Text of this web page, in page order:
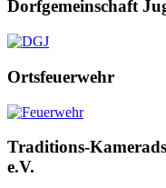
Dorfgemeinschaft
Ortsfeuerwehr
Traditions-
e.V.